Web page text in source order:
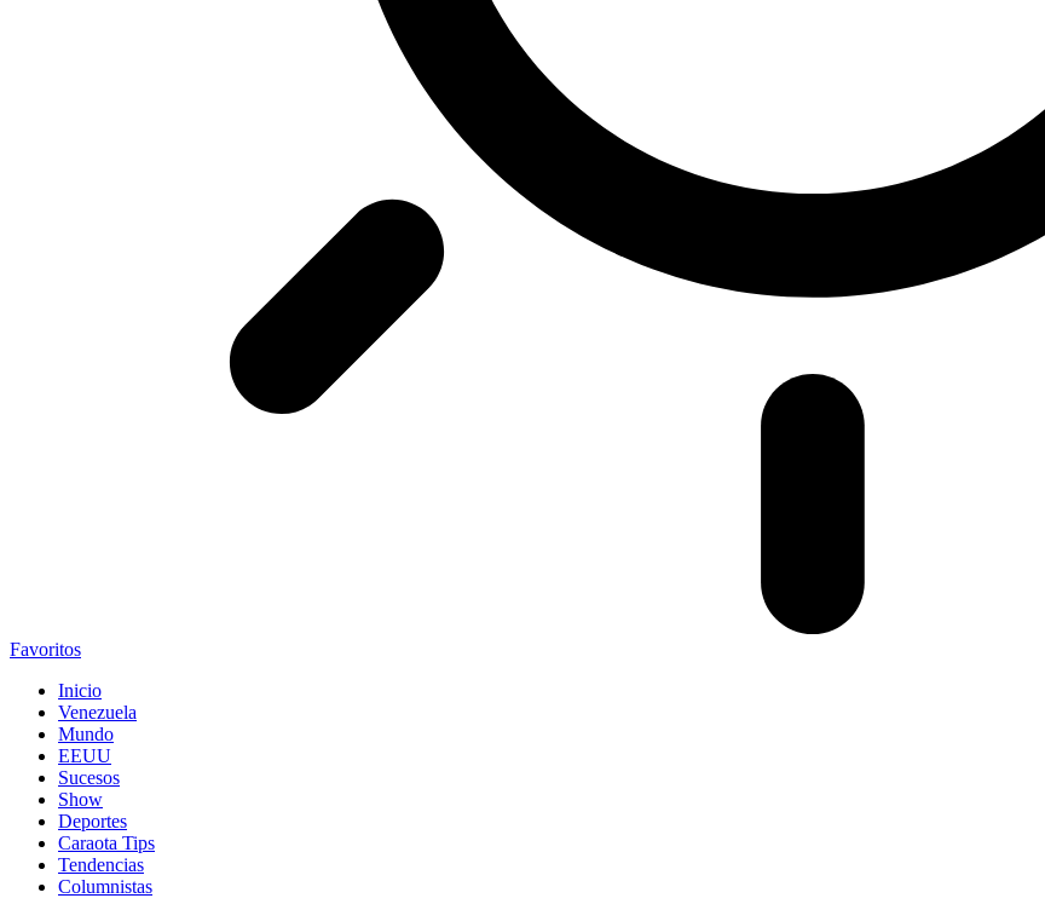
Favoritos
Inicio
Venezuela
Mundo
EEUU
Sucesos
Show
Deportes
Caraota Tips
Tendencias
Columnistas